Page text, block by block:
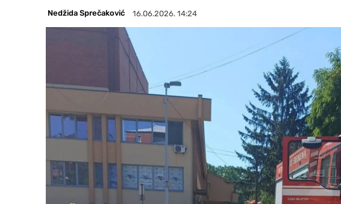
Nedžida Sprečaković 16.06.2026. 14:24